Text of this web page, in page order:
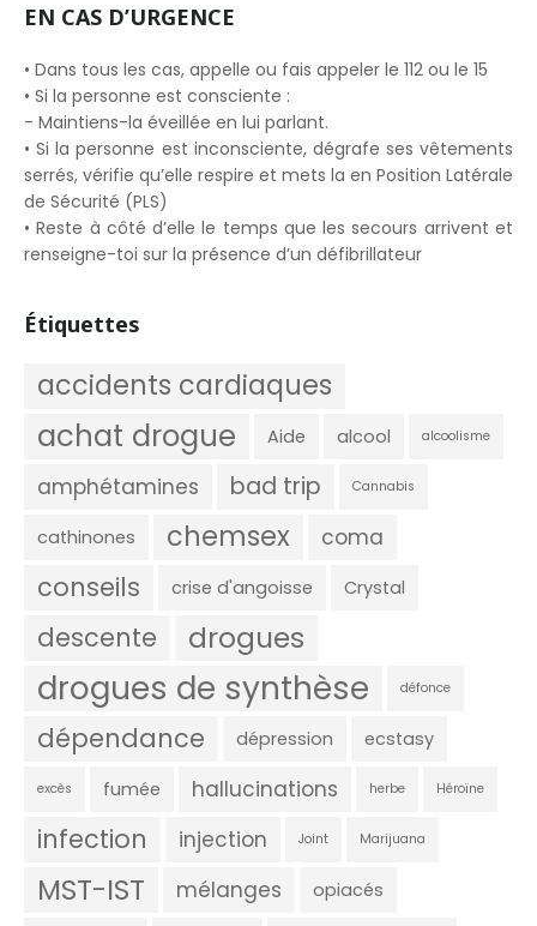
EN CAS D’URGENCE
• Dans tous les cas, appelle ou fais appeler le 112 ou le 15
• Si la personne est consciente :
- Maintiens-la éveillée en lui parlant.
• Si la personne est inconsciente, dégrafe ses vêtements
serrés, vérifie qu’elle respire et mets la en Position Latérale
de Sécurité (PLS)
• Reste à côté d’elle le temps que les secours arrivent et
renseigne-toi sur la présence d’un défibrillateur
Étiquettes
accidents cardiaques
achat drogue Aide alcool alcoolisme
amphétamines bad trip Cannabis
cathinones chemsex coma
conseils crise d'angoisse Crystal
descente drogues
drogues de synthèse défonce
dépendance dépression ecstasy
excès fumée hallucinations herbe Héroïne
infection injection Joint Marijuana
MST-IST mélanges opiacés